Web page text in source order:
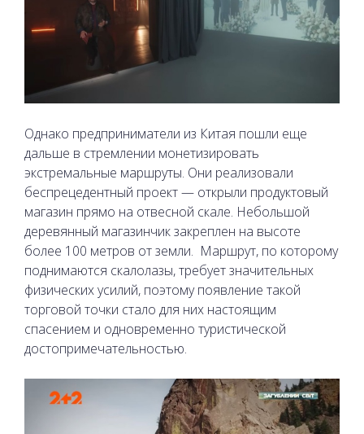
Однако предприниматели из Китая пошли еще
дальше в стремлении монетизировать
экстремальные маршруты. Они реализовали
беспрецедентный проект — открыли продуктовый
магазин прямо на отвесной скале. Небольшой
деревянный магазинчик закреплен на высоте
более 100 метров от земли. Маршрут, по которому
поднимаются скалолазы, требует значительных
физических усилий, поэтому появление такой
торговой точки стало для них настоящим
спасением и одновременно туристической
достопримечательностью.